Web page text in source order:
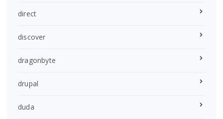
direct
discover
dragonbyte
drupal
duda